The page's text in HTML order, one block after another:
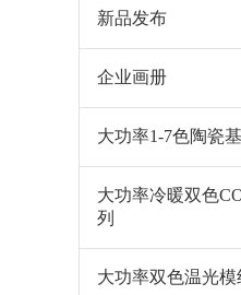
新品发布
企业画册
大功率1-7色陶瓷
大功率冷暖双色
列
大功率双色温光模